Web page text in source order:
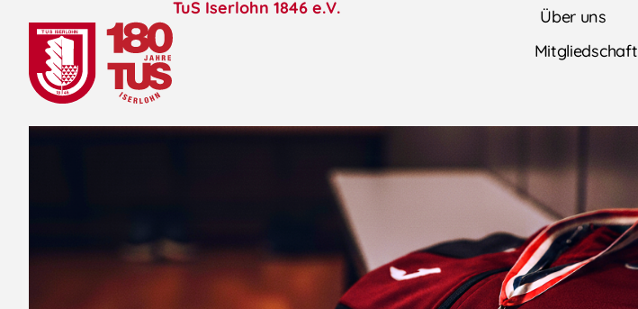
TuS Iserlohn 1846 e.V. Über uns
Mitgliedschaft